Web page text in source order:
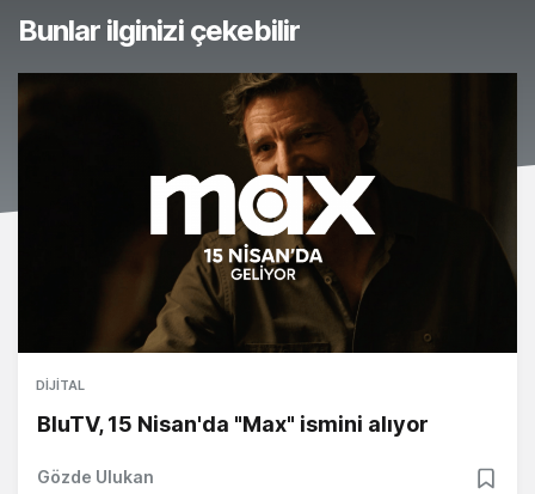
Bunlar ilginizi çekebilir
DIJITAL
BluTV, 15 Nisan'da "Max" ismini alıyor
Gözde Ulukan